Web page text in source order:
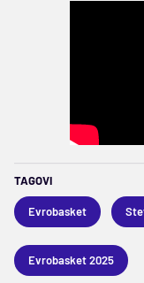
TAGOVI
Evrobasket
Evrobasket 2025